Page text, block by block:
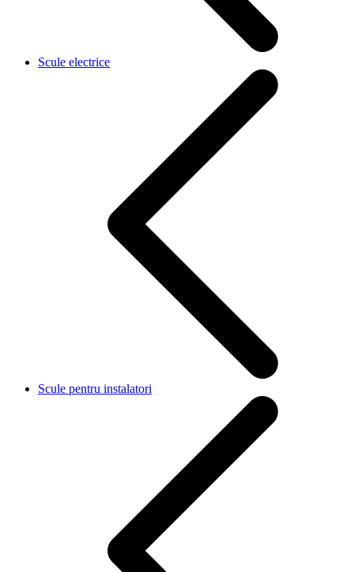
Scule electrice
Scule pentru instalatori